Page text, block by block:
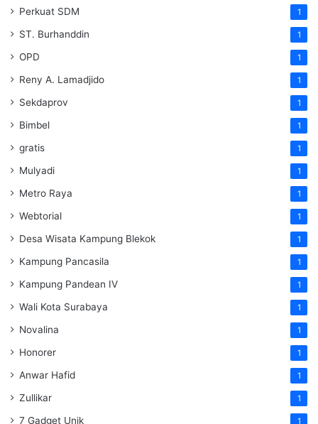
Perkuat SDM 1
ST. Burhanddin 1
OPD 1
Reny A. Lamadjido 1
Sekdaprov 1
Bimbel 1
gratis 1
Mulyadi 1
Metro Raya 1
Webtorial 1
Desa Wisata Kampung Blekok 1
Kampung Pancasila 1
Kampung Pandean IV 1
Wali Kota Surabaya 1
Novalina 1
Honorer 1
Anwar Hafid 1
Zullikar 1
7 Gadget Unik 1